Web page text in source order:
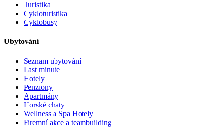
Turistika
Cykloturistika
Cyklobusy
Ubytování
Seznam ubytování
Last minute
Hotely
Penziony
Apartmány
Horské chaty
Wellness a Spa Hotely
Firemní akce a teambuilding